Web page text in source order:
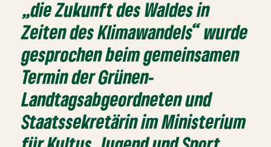
„die Zukunft des Waldes in
Zeiten des Klimawandels“ wurde
gesprochen beim gemeinsamen
Termin der Grünen-
Landtagsabgeordneten und
Staatssekretärin im Ministerium